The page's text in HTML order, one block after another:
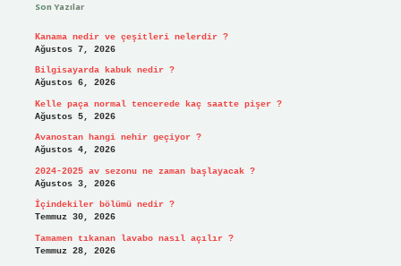
Son Yazılar
Kanama nedir ve çeşitleri nelerdir ?
Ağustos 7, 2026
Bilgisayarda kabuk nedir ?
Ağustos 6, 2026
Kelle paça normal tencerede kaç saatte pişer ?
Ağustos 5, 2026
Avanostan hangi nehir geçiyor ?
Ağustos 4, 2026
2024-2025 av sezonu ne zaman başlayacak ?
Ağustos 3, 2026
İçindekiler bölümü nedir ?
Temmuz 30, 2026
Tamamen tıkanan lavabo nasıl açılır ?
Temmuz 28, 2026